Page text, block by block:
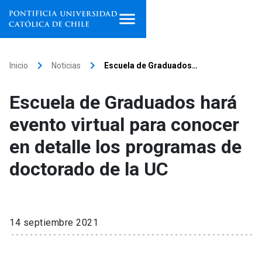
Facultades, escuelas e
institutos
Investigación
Inicio keyboard_arrow_right Noticias keyboard_arrow_right Escuela de Graduados…
Escuela de Graduados hará
evento virtual para conocer
en detalle los programas de
doctorado de la UC
14 septiembre 2021